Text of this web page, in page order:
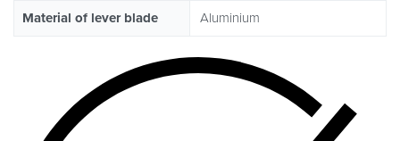
Material of lever blade Aluminium